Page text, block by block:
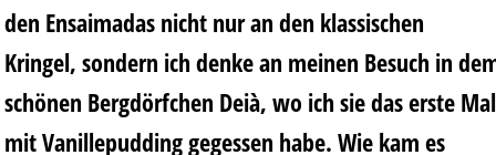
den Ensaimadas nicht nur an den klassischen
Kringel, sondern ich denke an meinen Besuch in
schönen Bergdörfchen Deià, wo ich sie das erste Mal
mit Vanillepudding gegessen habe. Wie kam es